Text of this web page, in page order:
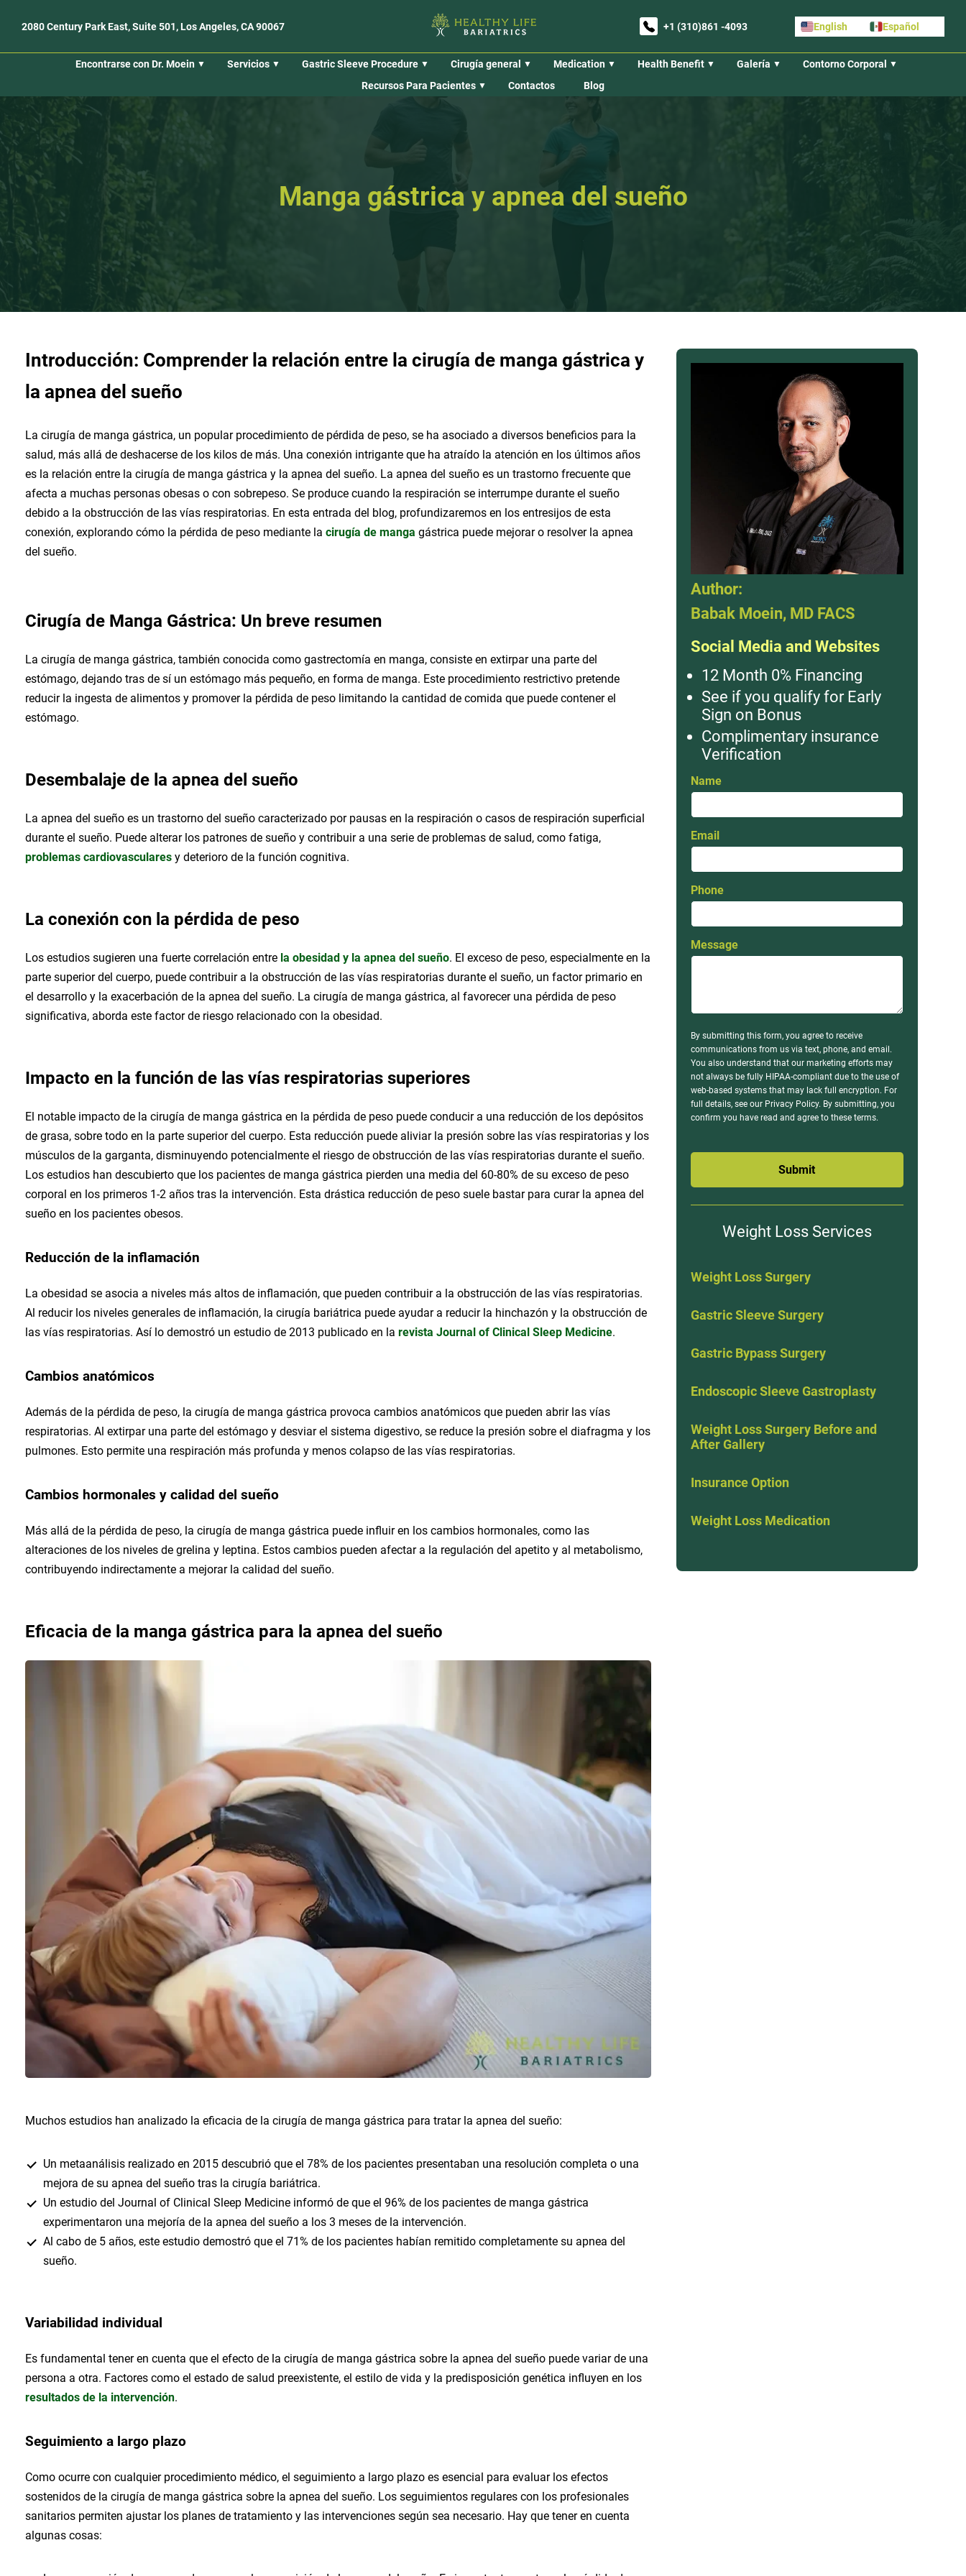
2080 Century Park East, Suite 501, Los Angeles, CA 90067 +1 (310)861 -4093 English Español
Encontrarse con Dr. Moein Servicios Gastric Sleeve Procedure Cirugía general Medication Health Benefit Galería
Contorno Corporal
Recursos Para Pacientes
Contactos Blog
Manga gástrica y apnea del sueño
Introducción: Comprender la relación entre la cirugía de manga gástrica y
la apnea del sueño
La cirugía de manga gástrica, un popular procedimiento de pérdida de peso, se ha asociado a diversos beneficios para la
salud, más allá de deshacerse de los kilos de más. Una conexión intrigante que ha atraído la atención en los últimos años
es la relación entre la cirugía de manga gástrica y la apnea del sueño. La apnea del sueño es un trastorno frecuente que
afecta a muchas personas obesas o con sobrepeso. Se produce cuando la respiración se interrumpe durante el sueño
debido a la obstrucción de las vías respiratorias. En esta entrada del blog, profundizaremos en los entresijos de esta
conexión, explorando cómo la pérdida de peso mediante la cirugía de manga gástrica puede mejorar o resolver la apnea
del sueño.
Cirugía de Manga Gástrica: Un breve resumen
La cirugía de manga gástrica, también conocida como gastrectomía en manga, consiste en extirpar una parte del
estómago, dejando tras de sí un estómago más pequeño, en forma de manga. Este procedimiento restrictivo pretende
reducir la ingesta de alimentos y promover la pérdida de peso limitando la cantidad de comida que puede contener el
estómago.
Desembalaje de la apnea del sueño
La apnea del sueño es un trastorno del sueño caracterizado por pausas en la respiración o casos de respiración superficial
durante el sueño. Puede alterar los patrones de sueño y contribuir a una serie de problemas de salud, como fatiga,
problemas cardiovasculares y deterioro de la función cognitiva.
La conexión con la pérdida de peso
Los estudios sugieren una fuerte correlación entre la obesidad y la apnea del sueño. El exceso de peso, especialmente en la
parte superior del cuerpo, puede contribuir a la obstrucción de las vías respiratorias durante el sueño, un factor primario en
el desarrollo y la exacerbación de la apnea del sueño. La cirugía de manga gástrica, al favorecer una pérdida de peso
significativa, aborda este factor de riesgo relacionado con la obesidad.
Impacto en la función de las vías respiratorias superiores
El notable impacto de la cirugía de manga gástrica en la pérdida de peso puede conducir a una reducción de los depósitos
de grasa, sobre todo en la parte superior del cuerpo. Esta reducción puede aliviar la presión sobre las vías respiratorias y los
músculos de la garganta, disminuyendo potencialmente el riesgo de obstrucción de las vías respiratorias durante el sueño.
Los estudios han descubierto que los pacientes de manga gástrica pierden una media del 60-80% de su exceso de peso
corporal en los primeros 1-2 años tras la intervención. Esta drástica reducción de peso suele bastar para curar la apnea del
sueño en los pacientes obesos.
Reducción de la inflamación
La obesidad se asocia a niveles más altos de inflamación, que pueden contribuir a la obstrucción de las vías respiratorias.
Al reducir los niveles generales de inflamación, la cirugía bariátrica puede ayudar a reducir la hinchazón y la obstrucción de
las vías respiratorias. Así lo demostró un estudio de 2013 publicado en la revista Journal of Clinical Sleep Medicine.
Cambios anatómicos
Además de la pérdida de peso, la cirugía de manga gástrica provoca cambios anatómicos que pueden abrir las vías
respiratorias. Al extirpar una parte del estómago y desviar el sistema digestivo, se reduce la presión sobre el diafragma y los
pulmones. Esto permite una respiración más profunda y menos colapso de las vías respiratorias.
Cambios hormonales y calidad del sueño
Más allá de la pérdida de peso, la cirugía de manga gástrica puede influir en los cambios hormonales, como las
alteraciones de los niveles de grelina y leptina. Estos cambios pueden afectar a la regulación del apetito y al metabolismo,
contribuyendo indirectamente a mejorar la calidad del sueño.
Eficacia de la manga gástrica para la apnea del sueño
Muchos estudios han analizado la eficacia de la cirugía de manga gástrica para tratar la apnea del sueño:
Un metaanálisis realizado en 2015 descubrió que el 78% de los pacientes presentaban una resolución completa o una
mejora de su apnea del sueño tras la cirugía bariátrica.
Un estudio del Journal of Clinical Sleep Medicine informó de que el 96% de los pacientes de manga gástrica
experimentaron una mejoría de la apnea del sueño a los 3 meses de la intervención.
Al cabo de 5 años, este estudio demostró que el 71% de los pacientes habían remitido completamente su apnea del
sueño.
Variabilidad individual
Es fundamental tener en cuenta que el efecto de la cirugía de manga gástrica sobre la apnea del sueño puede variar de una
persona a otra. Factores como el estado de salud preexistente, el estilo de vida y la predisposición genética influyen en los
resultados de la intervención.
Seguimiento a largo plazo
Como ocurre con cualquier procedimiento médico, el seguimiento a largo plazo es esencial para evaluar los efectos
sostenidos de la cirugía de manga gástrica sobre la apnea del sueño. Los seguimientos regulares con los profesionales
sanitarios permiten ajustar los planes de tratamiento y las intervenciones según sea necesario. Hay que tener en cuenta
algunas cosas:
Author:
Babak Moein, MD FACS
Social Media and Websites
12 Month 0% Financing
See if you qualify for Early
Sign on Bonus
Complimentary insurance
Verification
Name
Email
Phone
Message
By submitting this form, you agree to receive
communications from us via text, phone, and email.
You also understand that our marketing efforts may
not always be fully HIPAA-compliant due to the use of
web-based systems that may lack full encryption. For
full details, see our Privacy Policy. By submitting, you
confirm you have read and agree to these terms.
Submit
Weight Loss Services
Weight Loss Surgery
Gastric Sleeve Surgery
Gastric Bypass Surgery
Endoscopic Sleeve Gastroplasty
Weight Loss Surgery Before and
After Gallery
Insurance Option
Weight Loss Medication